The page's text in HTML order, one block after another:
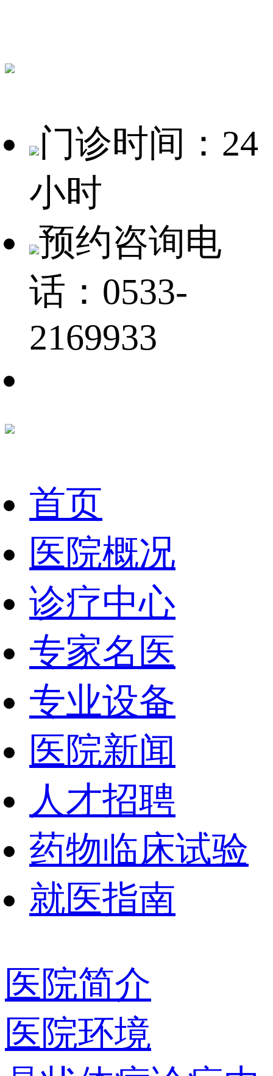
门诊时间：24
小时
预约咨询电
话：0533-
2169933
首页
医院概况
诊疗中心
专家名医
专业设备
医院新闻
人才招聘
药物临床试验
就医指南
医院简介
医院环境